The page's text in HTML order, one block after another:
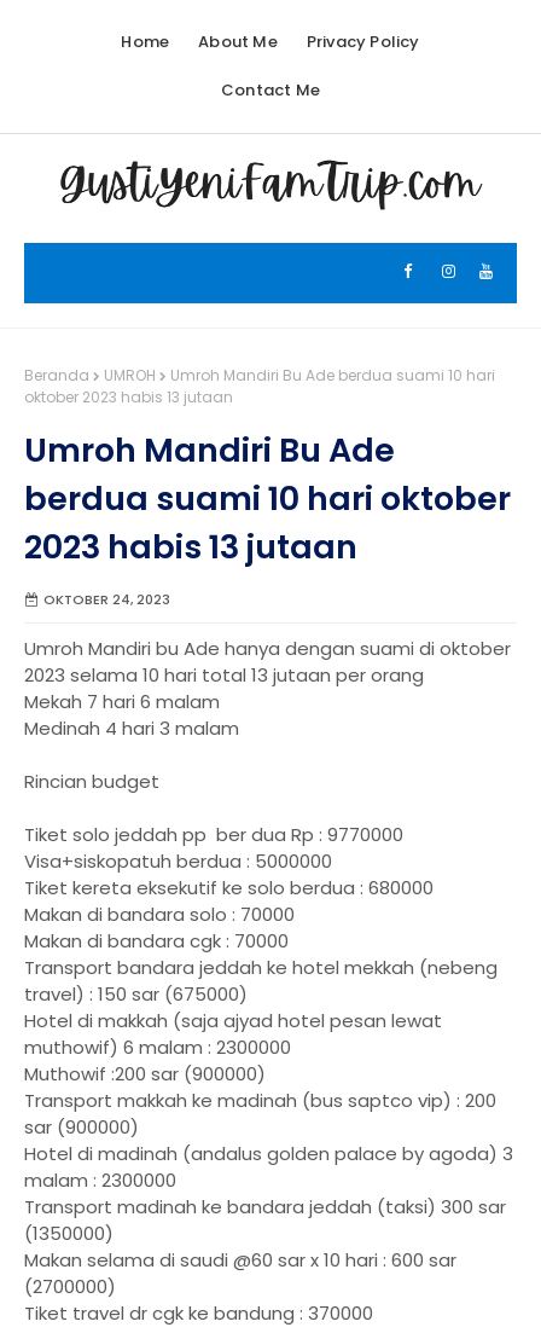
Home About Me Privacy Policy
Contact Me
Beranda UMROH
Umroh Mandiri Bu Ade berdua suami 10 hari
oktober 2023 habis 13 jutaan
Umroh Mandiri Bu Ade
berdua suami 10 hari oktober
2023 habis 13 jutaan
OKTOBER 24, 2023
Umroh Mandiri bu Ade hanya dengan suami di oktober
2023 selama 10 hari total 13 jutaan per orang
Mekah 7 hari 6 malam
Medinah 4 hari 3 malam
Rincian budget
Tiket solo jeddah pp ber dua Rp : 9770000
Visa+siskopatuh berdua : 5000000
Tiket kereta eksekutif ke solo berdua : 680000
Makan di bandara solo : 70000
Makan di bandara cgk : 70000
Transport bandara jeddah ke hotel mekkah (nebeng
travel) : 150 sar (675000)
Hotel di makkah (saja ajyad hotel pesan lewat
muthowif) 6 malam : 2300000
Muthowif :200 sar (900000)
Transport makkah ke madinah (bus saptco vip) : 200
sar (900000)
Hotel di madinah (andalus golden palace by agoda) 3
malam : 2300000
Transport madinah ke bandara jeddah (taksi) 300 sar
(1350000)
Makan selama di saudi @60 sar x 10 hari : 600 sar
(2700000)
Tiket travel dr cgk ke bandung : 370000